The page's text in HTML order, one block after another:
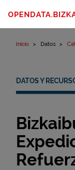
Inicio Datos
DATOS Y